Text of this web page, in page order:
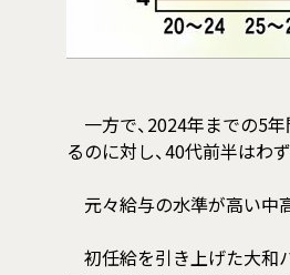
一方で、2024年までの5年
るのに対し、40代前半はわ
元々給与の水準が高い中
初任給を引き上げた大和